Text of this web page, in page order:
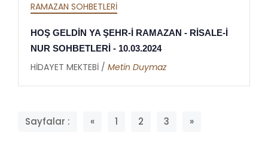
RAMAZAN SOHBETLERİ
HOŞ GELDİN YA ŞEHR-İ RAMAZAN - RİSALE-İ
NUR SOHBETLERİ - 10.03.2024
HİDAYET MEKTEBİ / Metin Duymaz
Sayfalar : « 1 2 3 »